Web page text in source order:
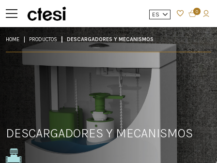
ES 0
HOME PRODUCTOS DESCARGADORES Y MECANISMOS
DESCARGADORES Y MECANISMOS